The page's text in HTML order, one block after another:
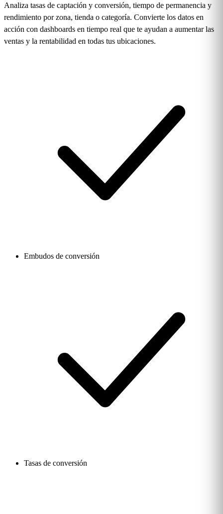
Analiza tasas de captación y conversión, tiempo de permanencia y
rendimiento por zona, tienda o categoría. Convierte los datos en
acción con dashboards en tiempo real que te ayudan a aumentar las
ventas y la rentabilidad en todas tus ubicaciones.
Embudos de conversión
Tasas de conversión